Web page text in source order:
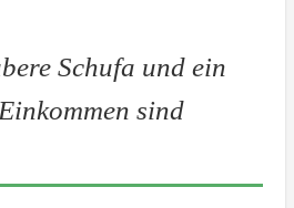
Schufa und ein
sind